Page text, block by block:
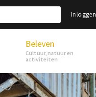
Inloggen
Beleven
Cultuur, natuur en
activiteiten